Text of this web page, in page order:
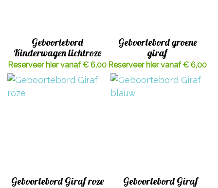
Geboortebord
Kinderwagen lichtroze
Reserveer hier vanaf € 6,00
Geboortebord groene
giraf
Reserveer hier vanaf € 6,00
Geboortebord Giraf roze
Geboortebord Giraf